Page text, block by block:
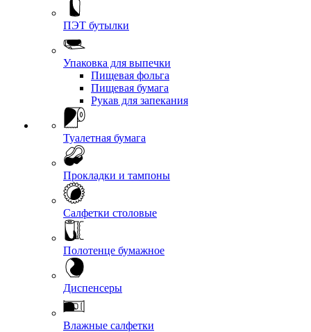
ПЭТ бутылки
Упаковка для выпечки
Пищевая фольга
Пищевая бумага
Рукав для запекания
Туалетная бумага
Прокладки и тампоны
Салфетки столовые
Полотенце бумажное
Диспенсеры
Влажные салфетки